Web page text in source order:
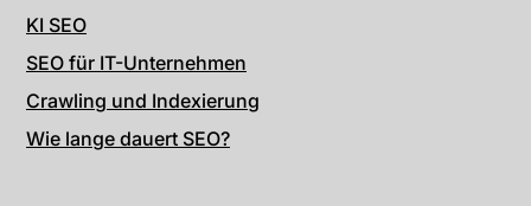
KI SEO
SEO für IT-Unternehmen
Crawling und Indexierung
Wie lange dauert SEO?